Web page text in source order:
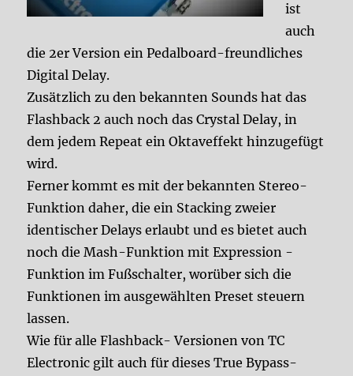
ist
auch
die 2er Version ein Pedalboard-freundliches
Digital Delay.
Zusätzlich zu den bekannten Sounds hat das
Flashback 2 auch noch das Crystal Delay, in
dem jedem Repeat ein Oktaveffekt hinzugefügt
wird.
Ferner kommt es mit der bekannten Stereo-
Funktion daher, die ein Stacking zweier
identischer Delays erlaubt und es bietet auch
noch die Mash-Funktion mit Expression -
Funktion im Fußschalter, worüber sich die
Funktionen im ausgewählten Preset steuern
lassen.
Wie für alle Flashback- Versionen von TC
Electronic gilt auch für dieses True Bypass-